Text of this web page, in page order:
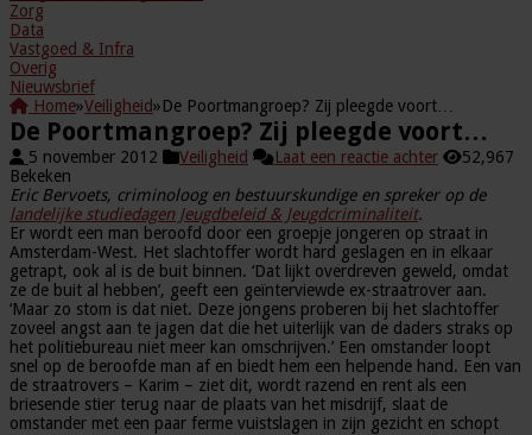
Zorg
Data
Vastgoed & Infra
Overig
Nieuwsbrief
Home»Veiligheid»De Poortmangroep? Zij pleegde voort…
De Poortmangroep? Zij pleegde voort…
5 november 2012 Veiligheid Laat een reactie achter
52,967
Bekeken
Eric Bervoets, criminoloog en bestuurskundige en spreker op de
landelijke studiedagen Jeugdbeleid & Jeugdcriminaliteit.
Er wordt een man beroofd door een groepje jongeren op straat in
Amsterdam-West. Het slachtoffer wordt hard geslagen en in elkaar
getrapt, ook al is de buit binnen. ‘Dat lijkt overdreven geweld, omdat
ze de buit al hebben’, geeft een geïnterviewde ex-straatrover aan.
‘Maar zo stom is dat niet. Deze jongens proberen bij het slachtoffer
zoveel angst aan te jagen dat die het uiterlijk van de daders straks op
het politiebureau niet meer kan omschrijven.’ Een omstander loopt
snel op de beroofde man af en biedt hem een helpende hand. Een van
de straatrovers – Karim – ziet dit, wordt razend en rent als een
briesende stier terug naar de plaats van het misdrijf, slaat de
omstander met een paar ferme vuistslagen in zijn gezicht en schopt